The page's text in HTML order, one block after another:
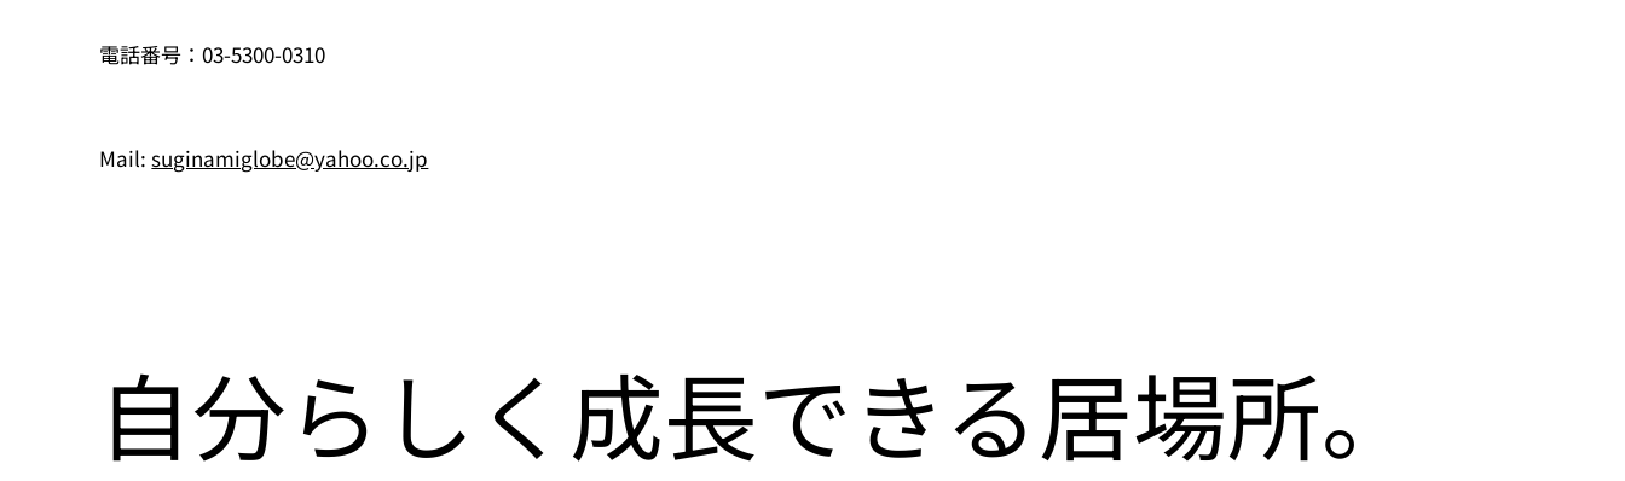
​電話番号：03-5300-0310
Mail:suginamiglobe@yahoo.co.jp
自分らしく成長できる居場所。